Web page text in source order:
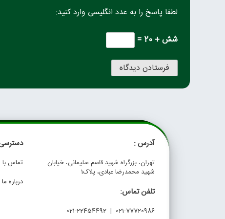
لطفا پاسخ را به عدد انگلیسی وارد کنید:
شش + 20 =
آدرس :
تهران، بزرگراه شهید قاسم سلیمانی، خیابان
شهید محمدرضا عبادی، پلاک1
تلفن تماس:
021-77720986 | 021-22454492
تماس با
درباره ما